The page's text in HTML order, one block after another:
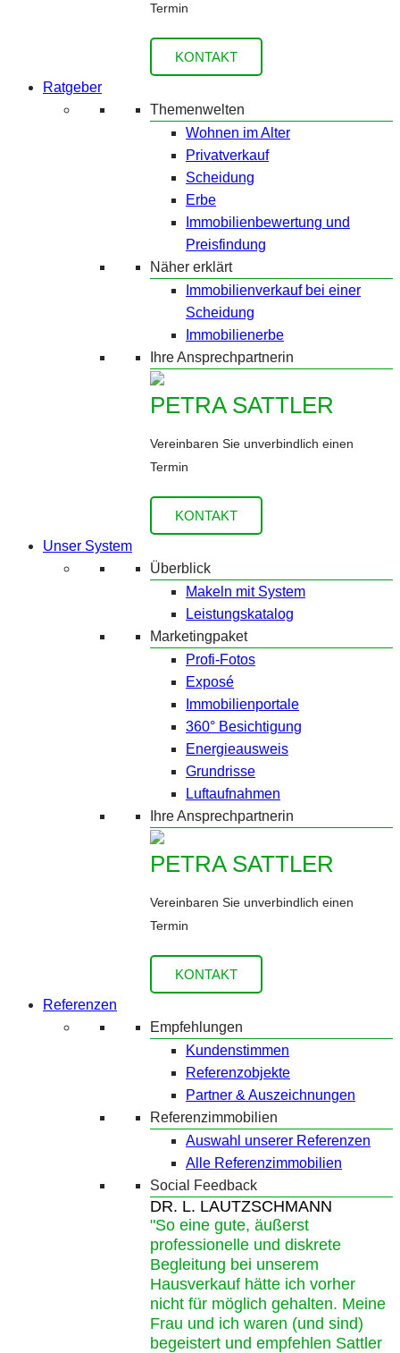
Termin
KONTAKT
Ratgeber
Themenwelten
Wohnen im Alter
Privatverkauf
Scheidung
Erbe
Immobilienbewertung und
Preisfindung
Näher erklärt
Immobilienverkauf bei einer
Scheidung
Immobilienerbe
Ihre Ansprechpartnerin
PETRA SATTLER
Vereinbaren Sie unverbindlich einen
Termin
KONTAKT
Unser System
Überblick
Makeln mit System
Leistungskatalog
Marketingpaket
Profi-Fotos
Exposé
Immobilienportale
360° Besichtigung
Energieausweis
Grundrisse
Luftaufnahmen
Ihre Ansprechpartnerin
PETRA SATTLER
Vereinbaren Sie unverbindlich einen
Termin
KONTAKT
Referenzen
Empfehlungen
Kundenstimmen
Referenzobjekte
Partner & Auszeichnungen
Referenzimmobilien
Auswahl unserer Referenzen
Alle Referenzimmobilien
Social Feedback
DR. L. LAUTZSCHMANN
"So eine gute, äußerst
professionelle und diskrete
Begleitung bei unserem
Hausverkauf hätte ich vorher
nicht für möglich gehalten. Meine
Frau und ich waren (und sind)
begeistert und empfehlen Sattler